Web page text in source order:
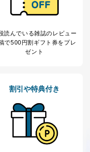
きます。
（提携企業）様又は
す。
ために必要がある
ことが困難であると
な育成の推進のため
読んでいる雑誌のレビュー
で500円割ギフト券をプレ
ゼント
割引や特典付き